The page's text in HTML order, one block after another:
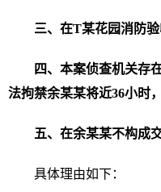
三、在T某花园消防
四、本案侦查机关存
法拘禁余某某将近36小时
五、在余某某不构成
具体理由如下：